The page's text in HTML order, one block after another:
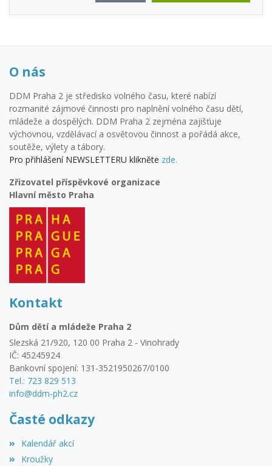
O nás
DDM Praha 2 je středisko volného času, které nabízí
rozmanité zájmové činnosti pro naplnění volného času dětí,
mládeže a dospělých. DDM Praha 2 zejména zajišťuje
výchovnou, vzdělávací a osvětovou činnost a pořádá akce,
soutěže, výlety a tábory.
Pro přihlášení NEWSLETTERU klikněte zde.
Zřizovatel příspěvkové organizace
Hlavní město Praha
Kontakt
Dům dětí a mládeže Praha 2
Slezská 21/920, 120 00 Praha 2 - Vinohrady
IČ: 45245924
Bankovní spojení: 131-3521950267/0100
Tel.: 723 829 513
info@ddm-ph2.cz
Časté odkazy
Kalendář akcí
Kroužky